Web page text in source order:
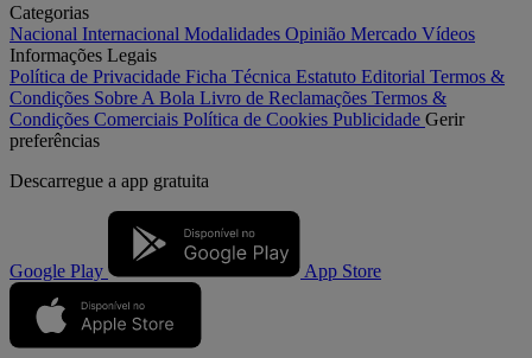
Categorias
Nacional Internacional Modalidades Opinião Mercado Vídeos
Informações Legais
Política de Privacidade Ficha Técnica Estatuto Editorial Termos &
Condições Sobre A Bola Livro de Reclamações Termos &
Condições Comerciais Política de Cookies Publicidade Gerir
preferências
Descarregue a app gratuita
Google Play App Store